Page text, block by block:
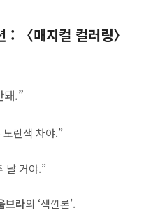
: 〈매지컬 컬러링〉
돼.”
란색 차야.”
날 거야.”
브라의 ‘색깔론’.